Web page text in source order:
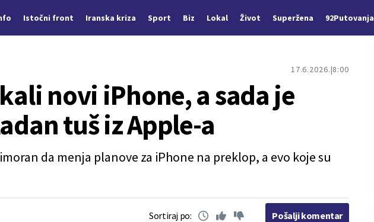
Istočni front Iranska kriza Sport Biz Lokal Život Superžena 92Putovanja
17.6.2026. 8:00
novi iPhone, a sada je
tuš iz Apple-a
da menja planove za iPhone na preklop, a evo koje su
Sortiraj po: Pošalji komentar